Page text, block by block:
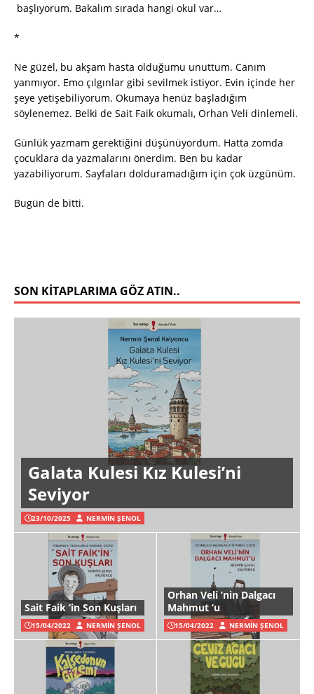
başlıyorum. Bakalım sırada hangi okul var…
*
Ne güzel, bu akşam hasta olduğumu unuttum. Canım
yanmıyor. Emo çılgınlar gibi sevilmek istiyor. Evin içinde her
şeye yetişebiliyorum. Okumaya henüz başladığım
söylenemez. Belki de Sait Faik okumalı, Orhan Veli dinlemeli.
Günlük yazmam gerektiğini düşünüyordum. Hatta zomda
çocuklara da yazmalarını önerdim. Ben bu kadar
yazabiliyorum. Sayfaları dolduramadığım için çok üzgünüm.
Bugün de bitti.
SON KITAPLARIMA GÖZ ATIN..
Galata Kulesi Kız Kulesi’ni
Seviyor
23/10/2025 NERMIN ŞENOL
Sait Faik ‘in Son Kuşları
15/04/2022 NERMIN ŞENOL
Orhan Veli ’nin Dalgacı
Mahmut ’u
15/04/2022 NERMIN ŞENOL